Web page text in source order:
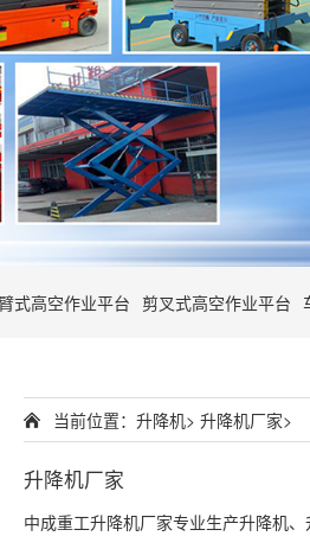
式高空作业平台 剪叉式高空作业平台
当前位置： 升降机> 升降机厂家>
升降机厂家
中成重工升降机厂家专业生产升降机